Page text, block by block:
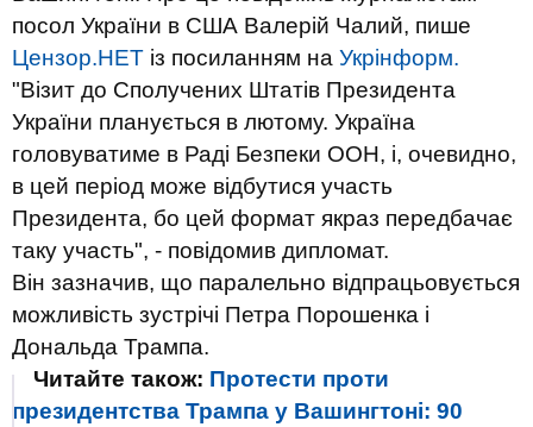
посол України в США Валерій Чалий, пише
Цензор.НЕТ із посиланням на Укрінформ.
"Візит до Сполучених Штатів Президента
України планується в лютому. Україна
головуватиме в Раді Безпеки ООН, і, очевидно,
в цей період може відбутися участь
Президента, бо цей формат якраз передбачає
таку участь", - повідомив дипломат.
Він зазначив, що паралельно відпрацьовується
можливість зустрічі Петра Порошенка і
Дональда Трампа.
Читайте також: Протести проти
президентства Трампа у Вашингтоні: 90